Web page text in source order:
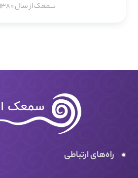
سمعک از سال 1380
راه‌های ارتباطی